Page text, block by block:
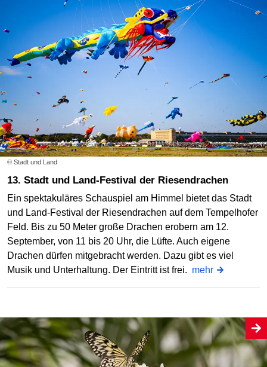
© Stadt und Land
13. Stadt und Land-Festival der Riesendrachen
Ein spektakuläres Schauspiel am Himmel bietet das Stadt
und Land-Festival der Riesendrachen auf dem Tempelhofer
Feld. Bis zu 50 Meter große Drachen erobern am 12.
September, von 11 bis 20 Uhr, die Lüfte. Auch eigene
Drachen dürfen mitgebracht werden. Dazu gibt es viel
Musik und Unterhaltung. Der Eintritt ist frei. mehr